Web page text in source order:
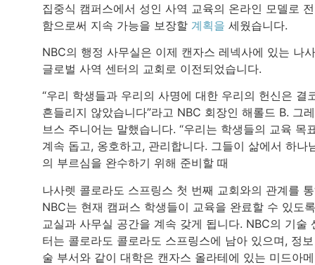
집중식 캠퍼스에서 성인 사역 교육의 온라인 모델로
함으로써 지속 가능을 보장할 계획을 세웠습니다.
NBC의 행정 사무실은 이제 캔자스 레넥사에 있는 나
글로벌 사역 센터의 교회로 이전되었습니다.
“우리 학생들과 우리의 사명에 대한 우리의 헌신은 결
흔들리지 않았습니다”라고 NBC 회장인 해롤드 B. 그
브스 주니어는 말했습니다. “우리는 학생들의 교육 목
계속 돕고, 옹호하고, 관리합니다. 그들이 삶에서 하나
의 부르심을 완수하기 위해 준비할 때
나사렛 콜로라도 스프링스 첫 번째 교회와의 관계를
NBC는 현재 캠퍼스 학생들이 교육을 완료할 수 있도록
교실과 사무실 공간을 계속 갖게 됩니다. NBC의 기술
터는 콜로라도 콜로라도 스프링스에 남아 있으며, 정
술 부서와 같이 대학은 캔자스 올라테에 있는 미드아